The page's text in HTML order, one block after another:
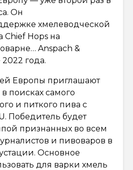
Он
хмелеводческой
Chief Hops на
Anspach &
2022 года.
Европы приглашают
поисках самого
и питкого пива с
Победитель будет
признанных во всем
и пивоваров в
Основное
для варки хмель